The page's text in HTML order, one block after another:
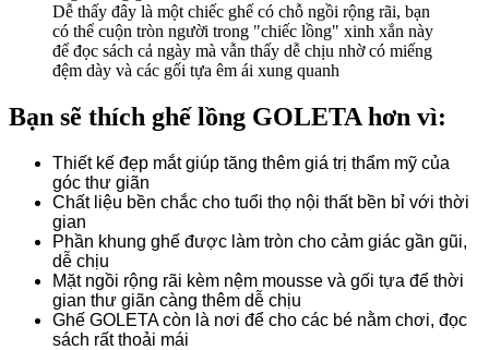
Dễ thấy đây là một chiếc ghế có chỗ ngồi rộng rãi, bạn
có thể cuộn tròn người trong "chiếc lồng" xinh xắn này
để đọc sách cả ngày mà vẫn thấy dễ chịu nhờ có miếng
đệm dày và các gối tựa êm ái xung quanh
Bạn sẽ thích ghế lồng GOLETA hơn vì:
Thiết kế đẹp mắt giúp tăng thêm giá trị thẩm mỹ của
góc thư giãn
Chất liệu bền chắc cho tuổi thọ nội thất bền bỉ với thời
gian
Phần khung ghế được làm tròn cho cảm giác gần gũi,
dễ chịu
Mặt ngồi rộng rãi kèm nệm mousse và gối tựa để thời
gian thư giãn càng thêm dễ chịu
Ghế GOLETA còn là nơi để cho các bé nằm chơi, đọc
sách rất thoải mái